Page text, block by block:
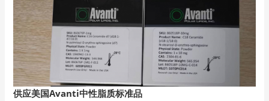
供应美国Avanti中性脂质标准品